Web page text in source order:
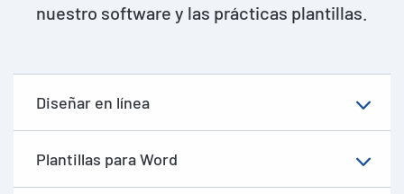
nuestro software y las prácticas plantillas.
Diseñar en línea
Plantillas para Word